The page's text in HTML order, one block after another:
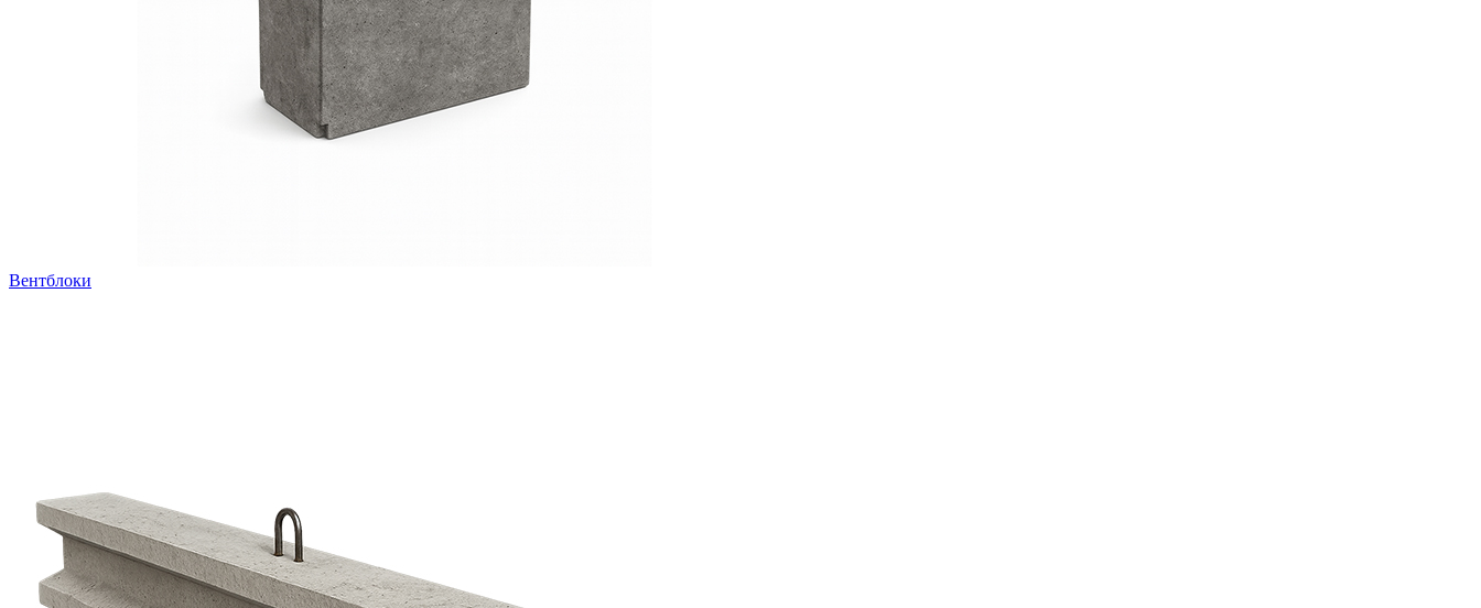
Вентблоки